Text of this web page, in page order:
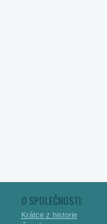
O SPOLEČNOSTI:
Krátce z historie